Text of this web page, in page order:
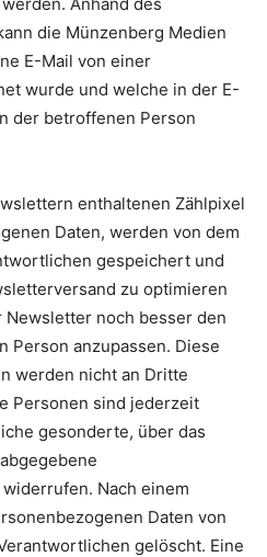
die Münzenberg Medien
E-Mail von einer
wurde und welche in der E-
der betroffenen Person
enthaltenen Zählpixel
Daten, werden von dem
gespeichert und
zu optimieren
noch besser den
Person anzupassen. Diese
werden nicht an Dritte
Personen sind jederzeit
gesonderte, über das
Nach einem
Daten von
gelöscht. Eine